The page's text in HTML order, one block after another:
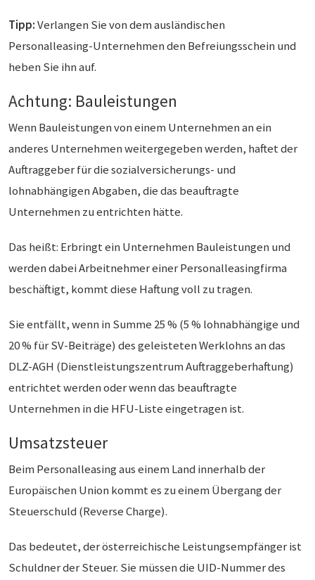
Tipp:Verlangen Sie von dem ausländischen
Personalleasing-Unternehmen den Befreiungsschein und
heben Sie ihn auf.
Achtung: Bauleistungen
Wenn Bauleistungen von einem Unternehmen an ein
anderes Unternehmen weitergegeben werden, haftet der
Auftraggeber für die sozialversicherungs- und
lohnabhängigen Abgaben, die das beauftragte
Unternehmen zu entrichten hätte.
Das heißt: Erbringt ein Unternehmen Bauleistungen und
werden dabei Arbeitnehmer einer Personalleasingfirma
beschäftigt, kommt diese Haftung voll zu tragen.
Sie entfällt, wenn in Summe 25 % (5 % lohnabhängige und
20 % für SV-Beiträge) des geleisteten Werklohns an das
DLZ-AGH (Dienstleistungszentrum Auftraggeberhaftung)
entrichtet werden oder wenn das beauftragte
Unternehmen in die HFU-Liste eingetragen ist.
Umsatzsteuer
Beim Personalleasing aus einem Land innerhalb der
Europäischen Union kommt es zu einem Übergang der
Steuerschuld (Reverse Charge).
Das bedeutet, der österreichische Leistungsempfänger ist
Schuldner der Steuer. Sie müssen die UID-Nummer des